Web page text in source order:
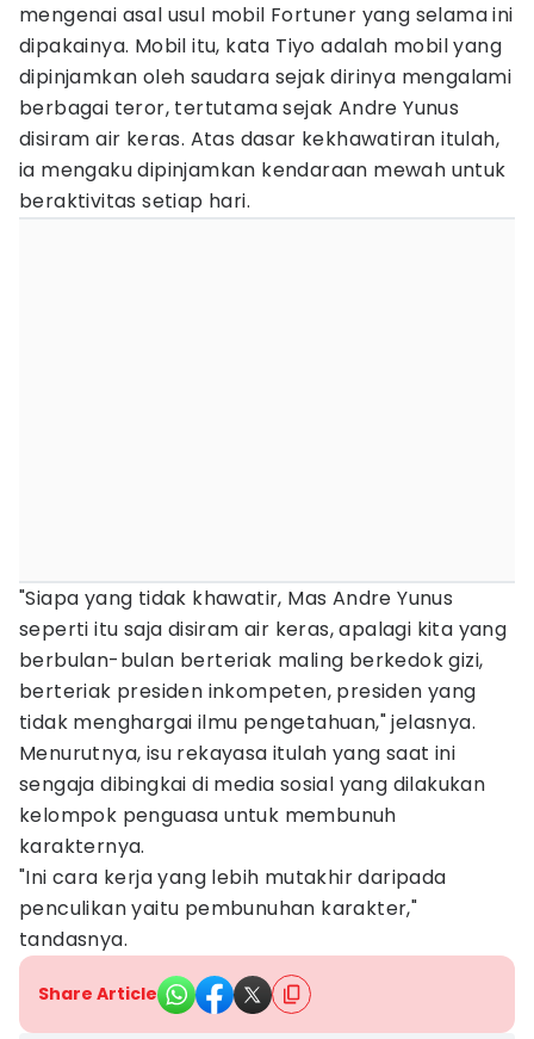
mengenai asal usul mobil Fortuner yang selama ini
dipakainya. Mobil itu, kata Tiyo adalah mobil yang
dipinjamkan oleh saudara sejak dirinya mengalami
berbagai teror, tertutama sejak Andre Yunus
disiram air keras. Atas dasar kekhawatiran itulah,
ia mengaku dipinjamkan kendaraan mewah untuk
beraktivitas setiap hari.
"Siapa yang tidak khawatir, Mas Andre Yunus
seperti itu saja disiram air keras, apalagi kita yang
berbulan-bulan berteriak maling berkedok gizi,
berteriak presiden inkompeten, presiden yang
tidak menghargai ilmu pengetahuan," jelasnya.
Menurutnya, isu rekayasa itulah yang saat ini
sengaja dibingkai di media sosial yang dilakukan
kelompok penguasa untuk membunuh
karakternya.
"Ini cara kerja yang lebih mutakhir daripada
penculikan yaitu pembunuhan karakter,"
tandasnya.
Share Article